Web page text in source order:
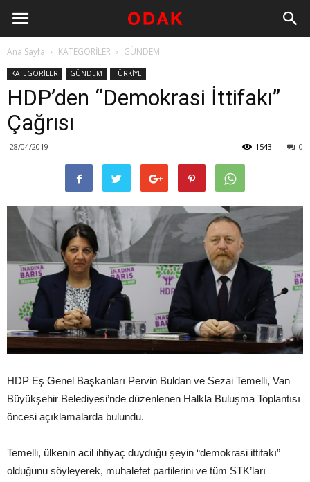
Ana Sayfa KATEGORİLER GÜNDEM
KATEGORİLER GÜNDEM TÜRKİYE
HDP’den “Demokrasi İttifakı”
Çağrısı
28/04/2019 0
1543
HDP Eş Genel Başkanları Pervin Buldan ve Sezai Temelli, Van
Büyükşehir Belediyesi’nde düzenlenen Halkla Buluşma Toplantısı
öncesi açıklamalarda bulundu.
Temelli, ülkenin acil ihtiyaç duyduğu şeyin “demokrasi ittifakı”
olduğunu söyleyerek, muhalefet partilerini ve tüm STK’ları